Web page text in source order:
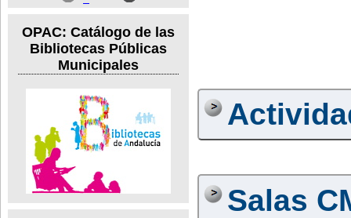
OPAC: Catálogo de las
Bibliotecas Públicas
Municipales
Salas